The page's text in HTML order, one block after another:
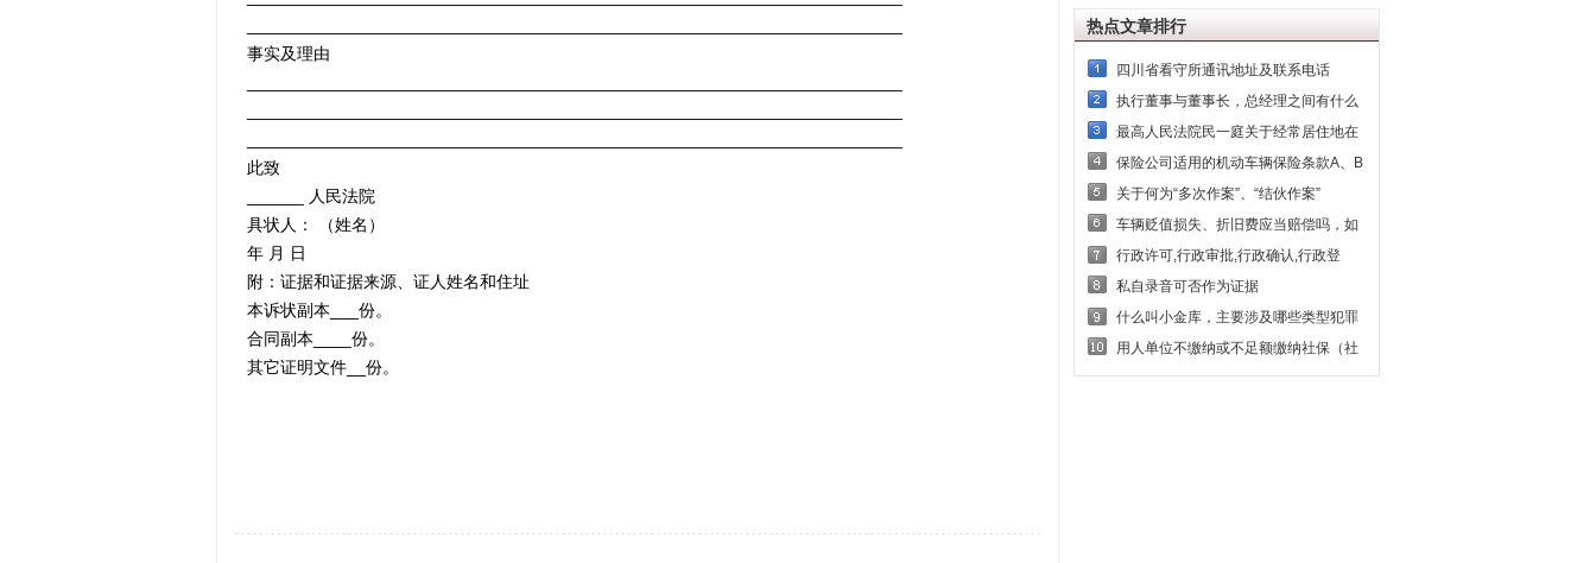
事实及理由
此致
______ 人民法院
具状人： （姓名）
年 月 日
附：证据和证据来源、证人姓名和住址
本诉状副本___份。
合同副本____份。
其它证明文件__份。
热点文章排行
四川省看守所通讯地址及联系电话
执行董事与董事长，总经理之间有什么
最高人民法院民一庭关于经常居住地在
保险公司适用的机动车辆保险条款A、B
关于何为“多次作案”、“结伙作案”
车辆贬值损失、折旧费应当赔偿吗，如
行政许可,行政审批,行政确认,行政登
私自录音可否作为证据
什么叫小金库，主要涉及哪些类型犯罪
用人单位不缴纳或不足额缴纳社保（社